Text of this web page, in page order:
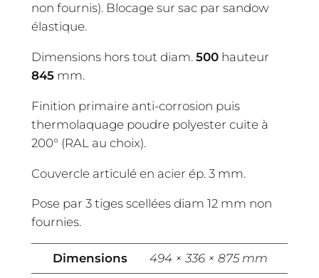
non fournis). Blocage sur sac par sandow
élastique.
Dimensions hors tout diam. 500hauteur
845mm.
Finition primaire anti-corrosion puis
thermolaquage poudre polyester cuite à
200° (RAL au choix).
Couvercle articulé en acier ép. 3 mm.
Pose par 3 tiges scellées diam 12 mm non
fournies.
Dimensions 494 × 336 × 875 mm